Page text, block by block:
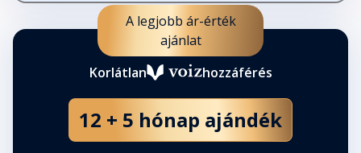
A legjobb ár-érték
ajánlat
Korlátlan
hozzáférés
12 + 5 hónap ajándék